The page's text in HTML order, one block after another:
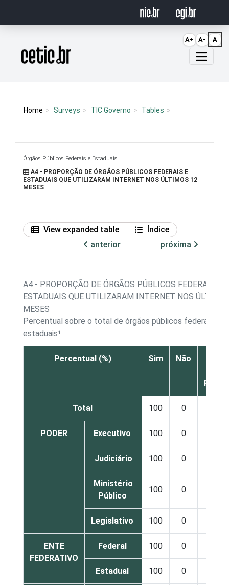
Página inicial
Home Surveys TIC Governo Tables
Órgãos Públicos Federais e Estaduais
A4 - PROPORÇÃO DE ÓRGÃOS PÚBLICOS FEDERAIS E
ESTADUAIS QUE UTILIZARAM INTERNET NOS ÚLTIMOS 12
MESES
View expanded table
Índice
anterior
próxima
A4 - PROPORÇÃO DE ÓRGÃOS PÚBLICOS FEDERAIS E
ESTADUAIS QUE UTILIZARAM INTERNET NOS
MESES
Percentual sobre o total de órgãos públicos federais e
estaduais¹
Percentual (%) Sim Não
Total 100 0
PODER Executivo 100 0
Judiciário 100 0
Ministério
Público
100 0
Legislativo 100 0
ENTE
FEDERATIVO
Federal 100 0
Estadual 100 0
A+ A- A